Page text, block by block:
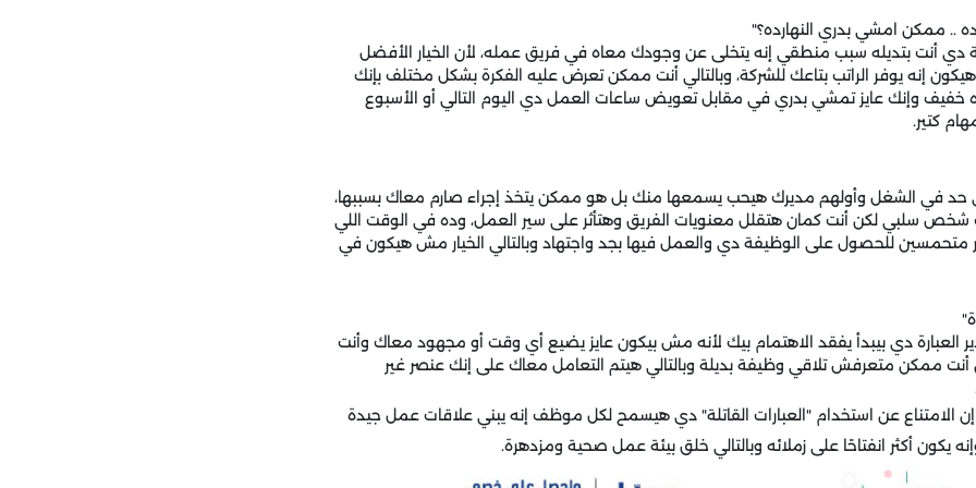
.. ممكن امشي بدري النهارده؟"
دي أنت بتديله سبب منطقي إنه يتخلى عن وجودك معاه في فريق عمله، لأن الخيار الأفضل
إنه يوفر الراتب بتاعك للشركة، وبالتالي أنت ممكن تعرض عليه الفكرة بشكل مختلف بإنك
خفيف وإنك عايز تمشي بدري في مقابل تعويض ساعات العمل دي اليوم التالي أو الأسبوع
كتير.
حد في الشغل وأولهم مديرك هيحب يسمعها منك بل هو ممكن يتخذ إجراء صارم معاك بسببها،
سلبي لكن أنت كمان هتقلل معنويات الفريق وهتأثر على سير العمل، وده في الوقت اللي
متحمسين للحصول على الوظيفة دي والعمل فيها بجد واجتهاد وبالتالي الخيار مش هيكون في
العبارة دي بيبدأ يفقد الاهتمام بيك لأنه مش بيكون عايز يضيع أي وقت أو مجهود معاك وأنت
ممكن متعرفش تلاقي وظيفة بديلة وبالتالي هيتم التعامل معاك على إنك عنصر غير
إن الامتناع عن استخدام "العبارات القاتلة" دي هيسمح لكل موظف إنه يبني علاقات عمل جيدة
يكون أكثر انفتاحًا على زملائه وبالتالي خلق بيئة عمل صحية ومزدهرة.